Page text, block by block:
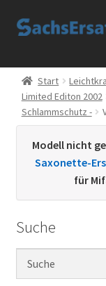
Zur
Zum
Start
AGB
Sachs Ersatzteile
Start
Limited Editon 2002
Schlammschutz -
Modell nicht
Saxonette-
für
Suche